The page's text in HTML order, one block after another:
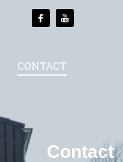
CONTACT
Contact